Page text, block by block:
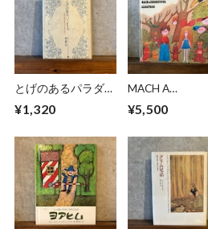
とげのあるパラダイ
¥1,320
MACH A
¥5,500